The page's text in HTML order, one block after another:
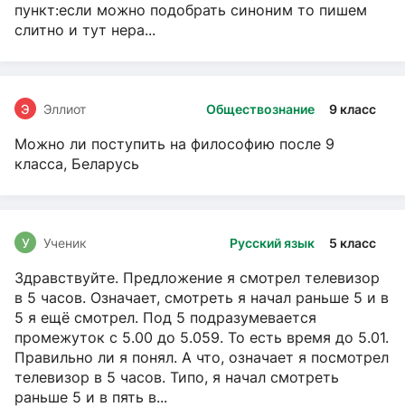
пункт:если можно подобрать синоним то пишем
слитно и тут нера...
Обществознание 9 класс
Э Эллиот
Можно ли поступить на философию после 9
класса, Беларусь
Русский язык 5 класс
У Ученик
Здравствуйте. Предложение я смотрел телевизор
в 5 часов. Означает, смотреть я начал раньше 5 и в
5 я ещё смотрел. Под 5 подразумевается
промежуток с 5.00 до 5.059. То есть время до 5.01.
Правильно ли я понял. А что, означает я посмотрел
телевизор в 5 часов. Типо, я начал смотреть
раньше 5 и в пять в...